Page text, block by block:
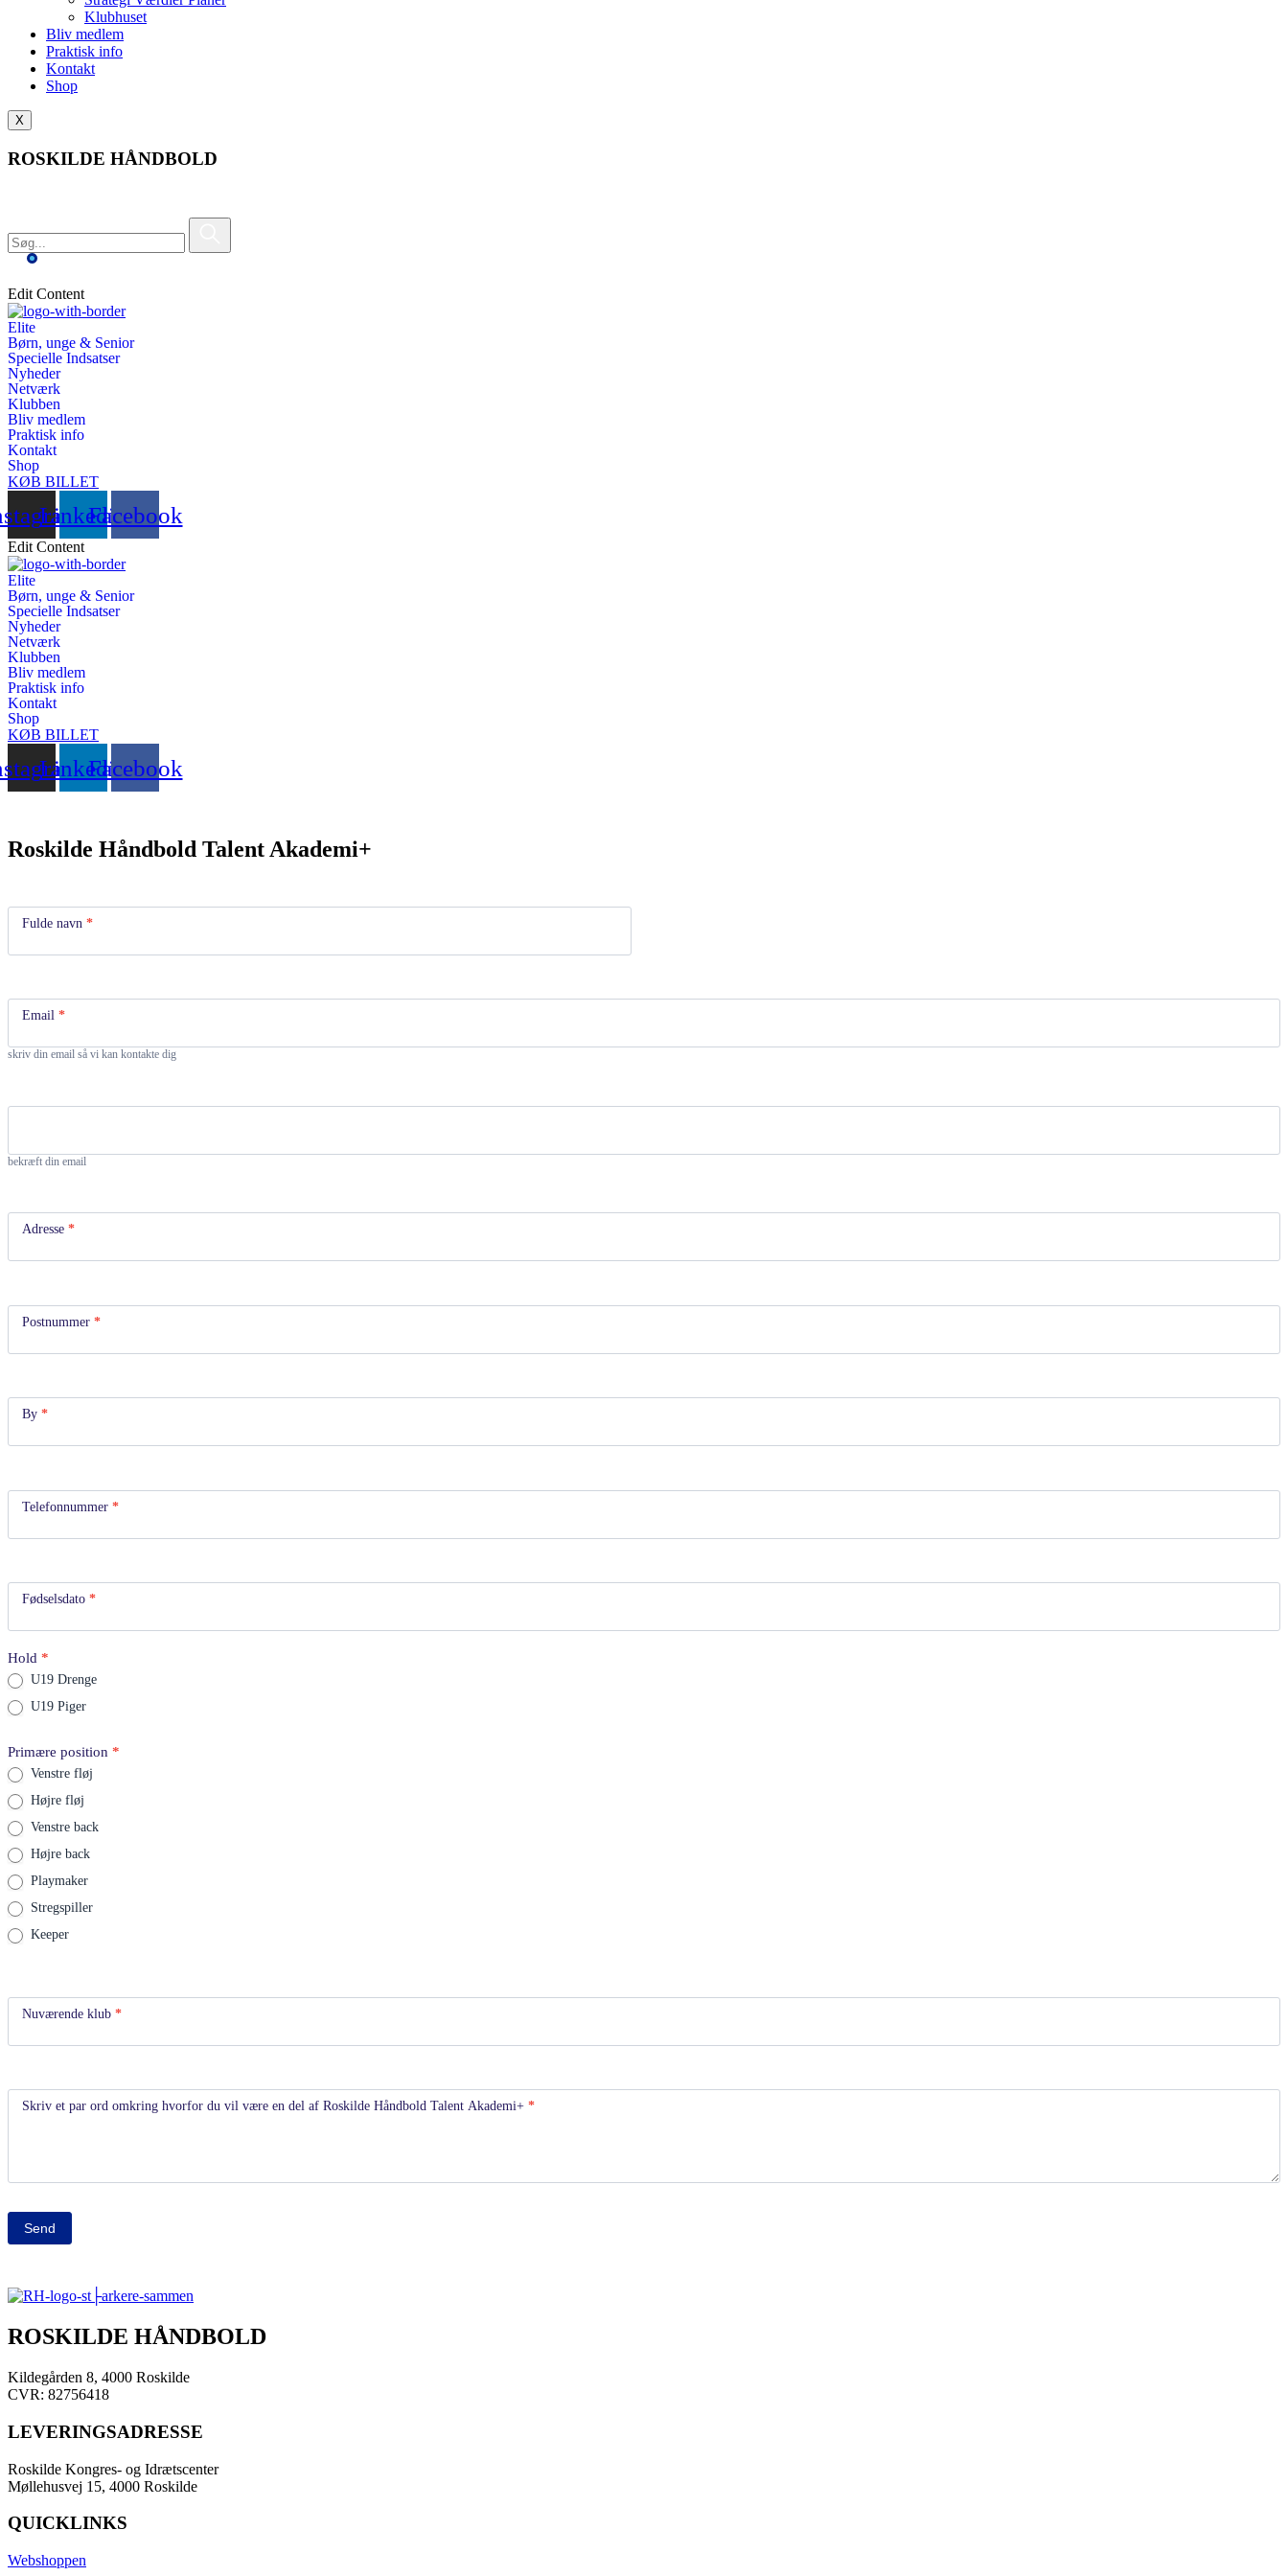
Klubhuset
Bliv medlem
Praktisk info
Kontakt
Shop
X
ROSKILDE HÅNDBOLD
Edit Content
Elite
Børn, unge & Senior
Specielle Indsatser
Nyheder
Netværk
Klubben
Bliv medlem
Praktisk info
Kontakt
Shop
KØB BILLET
LinkedinFacebook
Edit Content
Elite
Børn, unge & Senior
Specielle Indsatser
Nyheder
Netværk
Klubben
Bliv medlem
Praktisk info
Kontakt
Shop
KØB BILLET
LinkedinFacebook
Roskilde Håndbold Talent Akademi+
Fulde navn *
Email *
skriv din email så vi kan kontakte dig
bekræft din email
Adresse *
Postnummer *
By *
Telefonnummer *
Fødselsdato *
Hold *
U19 Drenge
U19 Piger
Primære position *
Venstre fløj
Højre fløj
Venstre back
Højre back
Playmaker
Stregspiller
Keeper
Nuværende klub *
Skriv et par ord omkring hvorfor du vil være en del af Roskilde Håndbold Talent Akademi+ *
Send
ROSKILDE HÅNDBOLD
Kildegården 8, 4000 Roskilde
CVR: 82756418
LEVERINGSADRESSE
Roskilde Kongres- og Idrætscenter
Møllehusvej 15, 4000 Roskilde
QUICKLINKS
Webshoppen